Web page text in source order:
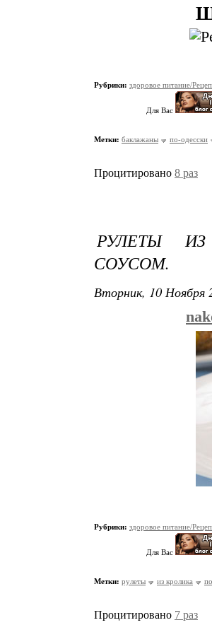
Рубрики: здоровое питание/
Для Вас
Метки: баклажаны по-одесски
Процитировано 8 раз
РУЛЕТЫ
СОУСОМ.
Вторник, 10 Ноября
Рубрики: здоровое питание/
Для Вас
Метки: рулеты из кролика
Процитировано 7 раз